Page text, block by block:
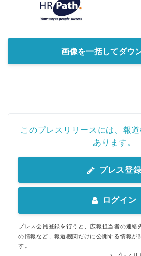
画像を一括してダウ
このプレスリリースには、報
あります。
プレス登
ログイン
プレス会員登録を行うと、広報担当者の連絡
の情報など、報道機関だけに公開する情報が
す。